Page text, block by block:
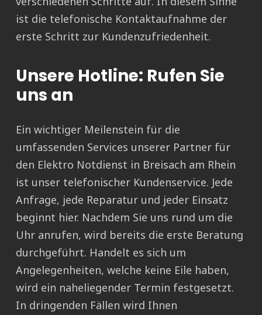
ist die telefonische Kontaktaufnahme der
erste Schritt zur Kundenzufriedenheit.
Unsere Hotline: Rufen Sie
uns an
Ein wichtiger Meilenstein für die
umfassenden Services unserer Partner für
den Elektro Notdienst in Breisach am Rhein
ist unser telefonischer Kundenservice. Jede
Anfrage, jede Reparatur und jeder Einsatz
beginnt hier. Nachdem Sie uns rund um die
Uhr anrufen, wird bereits die erste Beratung
durchgeführt. Handelt es sich um
Angelegenheiten, welche keine Eile haben,
wird ein naheliegender Termin festgesetzt.
In dringenden Fällen wird Ihnen